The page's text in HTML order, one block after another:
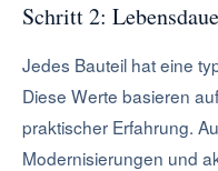
Schritt 2:
Jedes Bauteil hat eine
Diese Werte basieren
praktischer Erfahrung.
Modernisierungen und